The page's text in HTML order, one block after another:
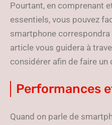
Pourtant, en comprenant
essentiels, vous pouvez
smartphone correspondra
article vous guidera à
considérer afin de faire un
Performances
Quand on parle de